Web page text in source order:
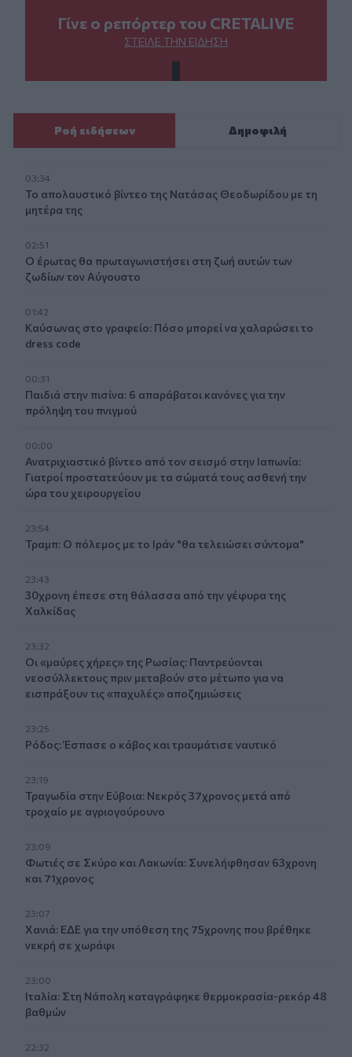
Γίνε ο ρεπόρτερ του CRETALIVE
ΣΤΕΊΛΕ ΤΗΝ ΕΊΔΗΣΗ
Ροή ειδήσεων Δημοφιλή
03:34
Το απολαυστικό βίντεο της Νατάσας Θεοδωρίδου με τη
μητέρα της
02:51
Ο έρωτας θα πρωταγωνιστήσει στη ζωή αυτών των
ζωδίων τον Αύγουστο
01:42
Καύσωνας στο γραφείο: Πόσο μπορεί να χαλαρώσει το
dress code
00:31
Παιδιά στην πισίνα: 6 απαράβατοι κανόνες για την
πρόληψη του πνιγμού
00:00
Ανατριχιαστικό βίντεο από τον σεισμό στην Ιαπωνία:
Γιατροί προστατεύουν με τα σώματά τους ασθενή την
ώρα του χειρουργείου
23:54
Τραμπ: Ο πόλεμος με το Ιράν "θα τελειώσει σύντομα"
23:43
30χρονη έπεσε στη θάλασσα από την γέφυρα της
Χαλκίδας
23:32
Οι «μαύρες χήρες» της Ρωσίας: Παντρεύονται
νεοσύλλεκτους πριν μεταβούν στο μέτωπο για να
εισπράξουν τις «παχυλές» αποζημιώσεις
23:25
Ρόδος: Έσπασε ο κάβος και τραυμάτισε ναυτικό
23:19
Τραγωδία στην Εύβοια: Νεκρός 37χρονος μετά από
τροχαίο με αγριογούρουνο
23:09
Φωτιές σε Σκύρο και Λακωνία: Συνελήφθησαν 63χρονη
και 71χρονος
23:07
Χανιά: ΕΔΕ για την υπόθεση της 75χρονης που βρέθηκε
νεκρή σε χωράφι
23:00
Ιταλία: Στη Νάπολη καταγράφηκε θερμοκρασία-ρεκόρ 48
βαθμών
22:32